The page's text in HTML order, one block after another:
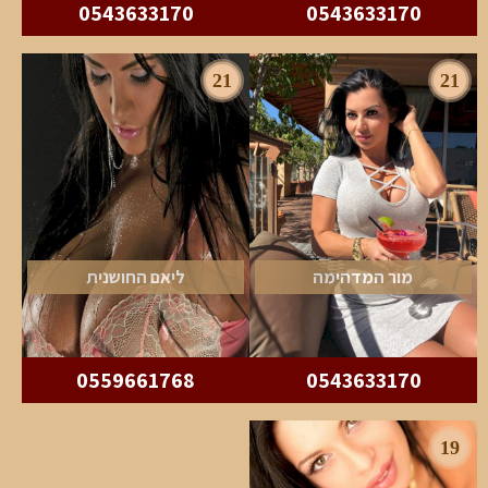
0543633170
0543633170
21
מור המדהימה
0543633170
21
ליאם החושנית
0559661768
19